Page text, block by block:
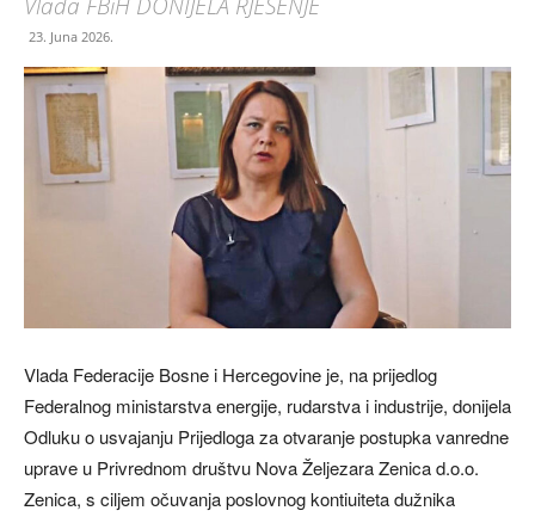
23. Juna 2026.
Vlada Federacije Bosne i Hercegovine je, na prijedlog
Federalnog ministarstva energije, rudarstva i industrije, donijela
Odluku o usvajanju Prijedloga za otvaranje postupka vanredne
uprave u Privrednom društvu Nova Željezara Zenica d.o.o.
Zenica, s ciljem očuvanja poslovnog kontiuiteta dužnika